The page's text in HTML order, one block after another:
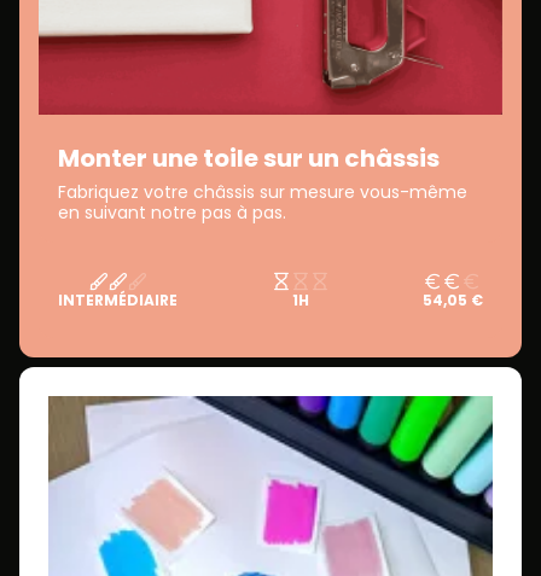
Monter une toile sur un châssis
Fabriquez votre châssis sur mesure vous-même
en suivant notre pas à pas.
INTERMÉDIAIRE 1H 54,05 €